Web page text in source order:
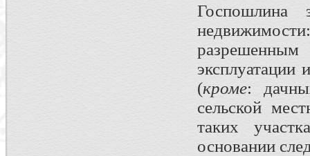
Госпошлина
эксплуатации
(кроме:
сельской
таких
основании